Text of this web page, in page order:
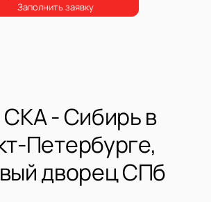
- Сибирь в
Петербурге,
дворец СПб